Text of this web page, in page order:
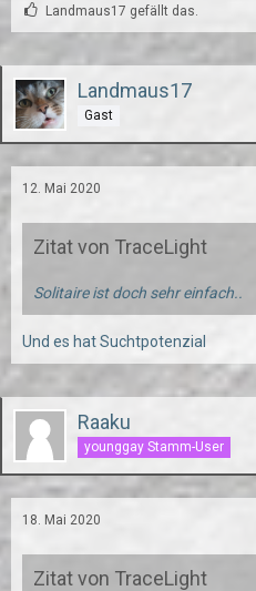
Landmaus17 gefällt das.
Landmaus17
Gast
12. Mai 2020
Zitat von TraceLight
Solitaire ist doch sehr einfach..
Und es hat Suchtpotenzial
Raaku
younggay Stamm-User
18. Mai 2020
Zitat von TraceLight